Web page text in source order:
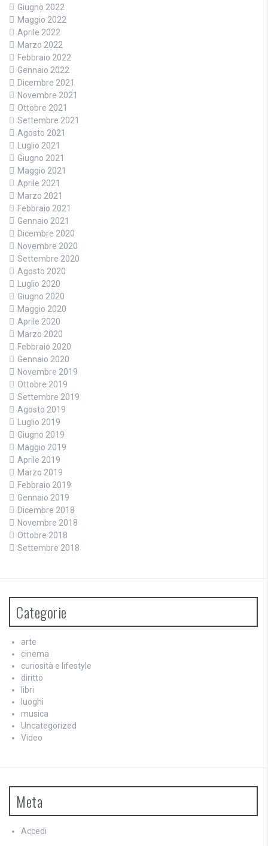
Giugno 2022
Maggio 2022
Aprile 2022
Marzo 2022
Febbraio 2022
Gennaio 2022
Dicembre 2021
Novembre 2021
Ottobre 2021
Settembre 2021
Agosto 2021
Luglio 2021
Giugno 2021
Maggio 2021
Aprile 2021
Marzo 2021
Febbraio 2021
Gennaio 2021
Dicembre 2020
Novembre 2020
Settembre 2020
Agosto 2020
Luglio 2020
Giugno 2020
Maggio 2020
Aprile 2020
Marzo 2020
Febbraio 2020
Gennaio 2020
Novembre 2019
Ottobre 2019
Settembre 2019
Agosto 2019
Luglio 2019
Giugno 2019
Maggio 2019
Aprile 2019
Marzo 2019
Febbraio 2019
Gennaio 2019
Dicembre 2018
Novembre 2018
Ottobre 2018
Settembre 2018
Categorie
arte
cinema
curiosità e lifestyle
diritto
libri
luoghi
musica
Uncategorized
Video
Meta
Accedi